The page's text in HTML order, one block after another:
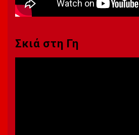
Σκιά στη Γη